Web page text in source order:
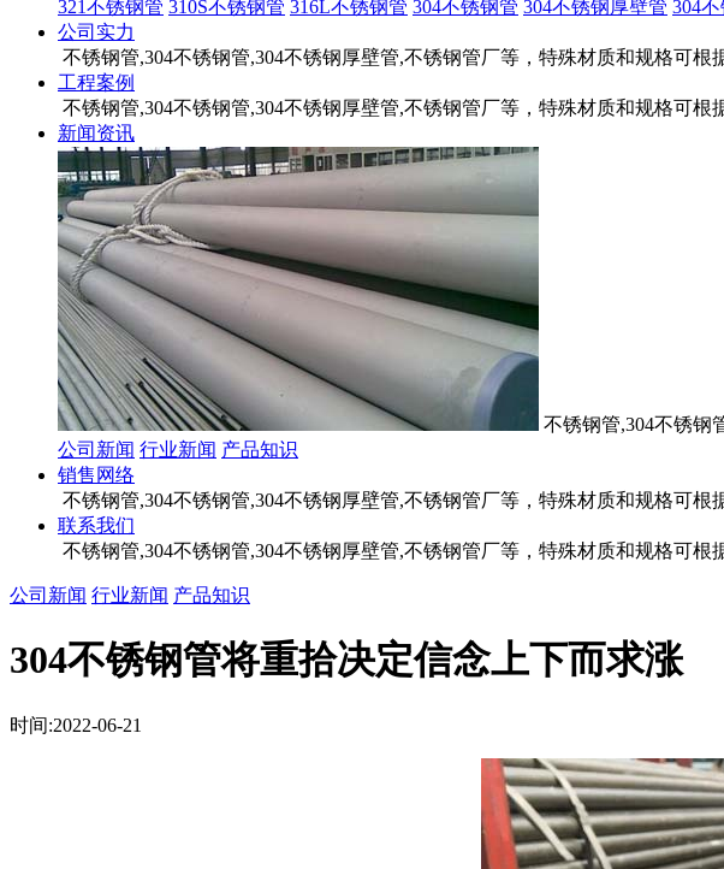
321不锈钢管 310S不锈钢管 316L不锈钢管 304不锈钢管 304不锈钢厚壁管 304
公司实力
不锈钢管,304不锈钢管,304不锈钢厚壁管,不锈钢管厂等，特殊材质和规格可根
工程案例
不锈钢管,304不锈钢管,304不锈钢厚壁管,不锈钢管厂等，特殊材质和规格可根
新闻资讯
不锈钢管,304不锈钢
公司新闻 行业新闻 产品知识
销售网络
不锈钢管,304不锈钢管,304不锈钢厚壁管,不锈钢管厂等，特殊材质和规格可根
联系我们
不锈钢管,304不锈钢管,304不锈钢厚壁管,不锈钢管厂等，特殊材质和规格可根
公司新闻 行业新闻 产品知识
304不锈钢管将重拾决定信念上下而求涨
时间:2022-06-21